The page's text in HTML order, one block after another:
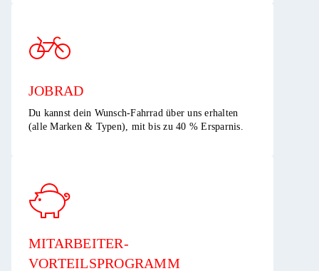
JOBRAD
Du kannst dein Wunsch-Fahrrad über uns erhalten
(alle Marken & Typen), mit bis zu 40 % Ersparnis.​
MITARBEITER-
VORTEILSPROGRAMM​